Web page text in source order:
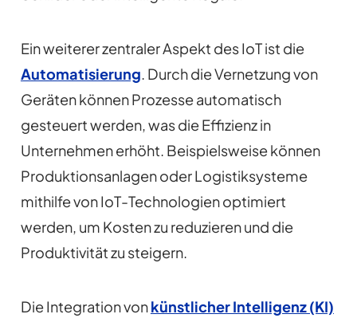
Ein weiterer zentraler Aspekt des IoT ist die
Automatisierung. Durch die Vernetzung von
Geräten können Prozesse automatisch
gesteuert werden, was die Effizienz in
Unternehmen erhöht. Beispielsweise können
Produktionsanlagen oder Logistiksysteme
mithilfe von IoT-Technologien optimiert
werden, um Kosten zu reduzieren und die
Produktivität zu steigern.
Die Integration vonkünstlicher Intelligenz (KI)